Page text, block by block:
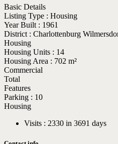
Basic Details
Listing Type : Housing
Year Built : 1961
District : Charlottenburg
Housing
Housing Units : 14
Housing Area : 702 m²
Commercial
Total
Features
Parking : 10
Housing
Visits : 2330 in 3691 days